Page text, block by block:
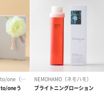
ーキーピン
550円）
コットン巾着
とう】 M（